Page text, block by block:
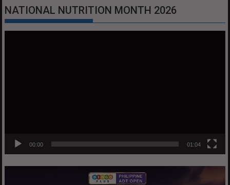
NATIONAL NUTRITION MONTH 2026
00:00 01:04